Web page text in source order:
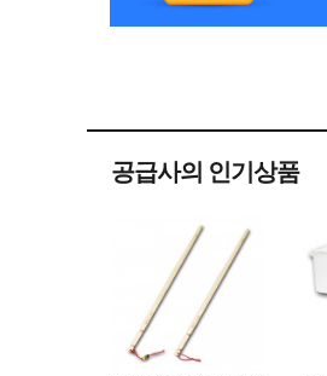
공급사의 인기상품